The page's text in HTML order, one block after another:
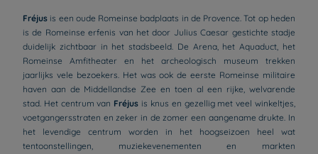
Fréjus is een oude Romeinse badplaats in de Provence. Tot op heden
is de Romeinse erfenis van het door Julius Caesar gestichte stadje
duidelijk zichtbaar in het stadsbeeld. De Arena, het Aquaduct, het
Romeinse Amfitheater en het archeologisch museum trekken
jaarlijks vele bezoekers. Het was ook de eerste Romeinse militaire
haven aan de Middellandse Zee en toen al een rijke, welvarende
stad. Het centrum van Fréjus is knus en gezellig met veel winkeltjes,
voetgangersstraten en zeker in de zomer een aangename drukte. In
het levendige centrum worden in het hoogseizoen heel wat
tentoonstellingen, muziekevenementen en markten